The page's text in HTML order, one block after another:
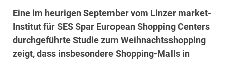
Eine im heurigen September vom Linzer market-
Institut für SES Spar European Shopping Centers
durchgeführte Studie zum Weihnachtsshopping
zeigt, dass insbesondere Shopping-Malls in